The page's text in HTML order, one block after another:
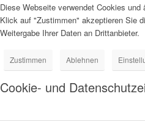
Diese Webseite verwendet Cookies
Klick auf "Zustimmen" akzeptieren Sie
Weitergabe Ihrer Daten an Drittanbieter.
Zustimmen Ablehnen
Cookie- und